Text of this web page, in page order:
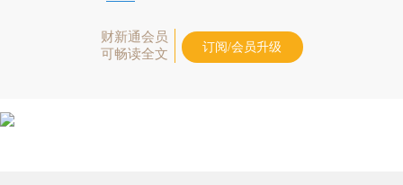
财新通会员
可畅读全文
订阅/会员升级